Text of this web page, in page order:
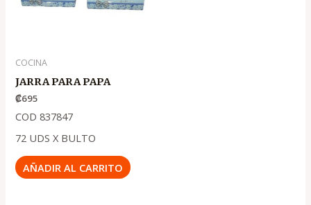
COCINA
JARRA PARA PAPA
₡695
COD 837847
72 UDS X BULTO
AÑADIR AL CARRITO